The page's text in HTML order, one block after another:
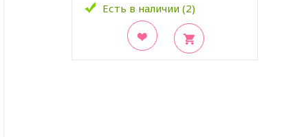
Есть в наличии (2)